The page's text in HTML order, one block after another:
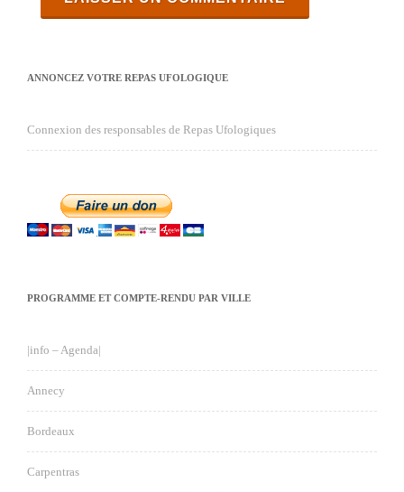
ANNONCEZ VOTRE REPAS UFOLOGIQUE
Connexion des responsables de Repas Ufologiques
PROGRAMME ET COMPTE-RENDU PAR VILLE
|info – Agenda|
Annecy
Bordeaux
Carpentras